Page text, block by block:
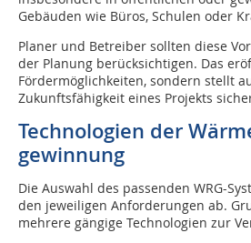
Gebäuden wie Büros, Schulen oder
Planer und Betreiber sollten diese
der Planung berücksichtigen. Das
Fördermöglichkeiten, sondern stellt
Zukunftsfähigkeit eines Projekts
Technologien der
gewinnung
Die Auswahl des passenden WRG-
den jeweiligen Anforderungen ab.
mehrere gängige Technologien zur